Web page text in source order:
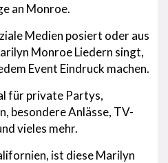
an Monroe.
Medien posiert oder aus
Monroe Liedern singt,
Event Eindruck machen.
für private Partys,
besondere Anlässe, TV-
vieles mehr.
ist diese Marilyn